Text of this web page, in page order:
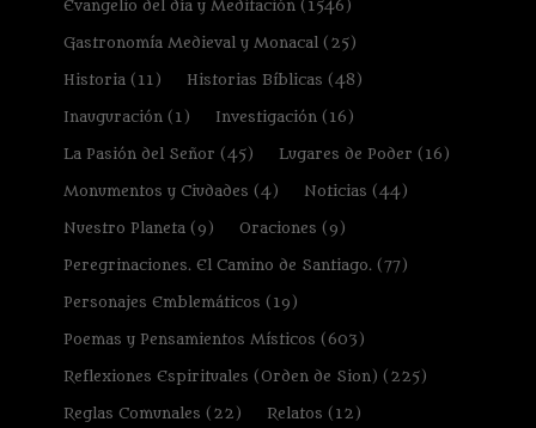
Evangelio del día y Meditación (1546)
Gastronomía Medieval y Monacal (25)
Historia (11) Historias Bíblicas (48)
Inauguración (1) Investigación (16)
La Pasión del Señor (45) Lugares de Poder (16)
Monumentos y Ciudades (4) Noticias (44)
Nuestro Planeta (9) Oraciones (9)
Peregrinaciones. El Camino de Santiago. (77)
Personajes Emblemáticos (19)
Poemas y Pensamientos Místicos (603)
Reflexiones Espirituales (Orden de Sion) (225)
Reglas Comunales (22) Relatos (12)